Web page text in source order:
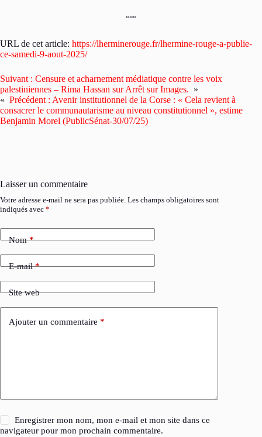
°°°
URL de cet article: https://lherminerouge.fr/lhermine-rouge-a-publie-
ce-samedi-9-aout-2025/
Suivant : Censure et acharnement médiatique contre les voix
palestiniennes – Rima Hassan sur Arrêt sur Images. »
« Précédent : Avenir institutionnel de la Corse : « Cela revient à
consacrer le communautarisme au niveau constitutionnel », estime
Benjamin Morel (PublicSénat-30/07/25)
Laisser un commentaire
Votre adresse e-mail ne sera pas publiée. Les champs obligatoires sont
indiqués avec *
Nom*
E-mail*
Site web
Ajouter un commentaire *
Enregistrer mon nom, mon e-mail et mon site dans ce
navigateur pour mon prochain commentaire.